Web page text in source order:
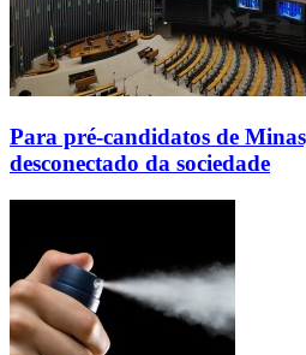
Para pré-candidatos de
desconectado da sociedade